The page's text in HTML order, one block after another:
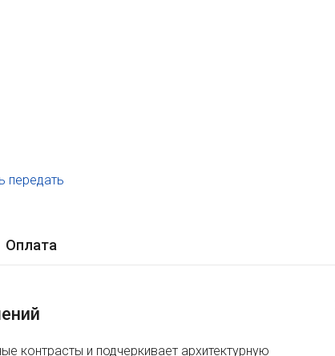
передать
Оплата
контрасты и подчеркивает архитектурную